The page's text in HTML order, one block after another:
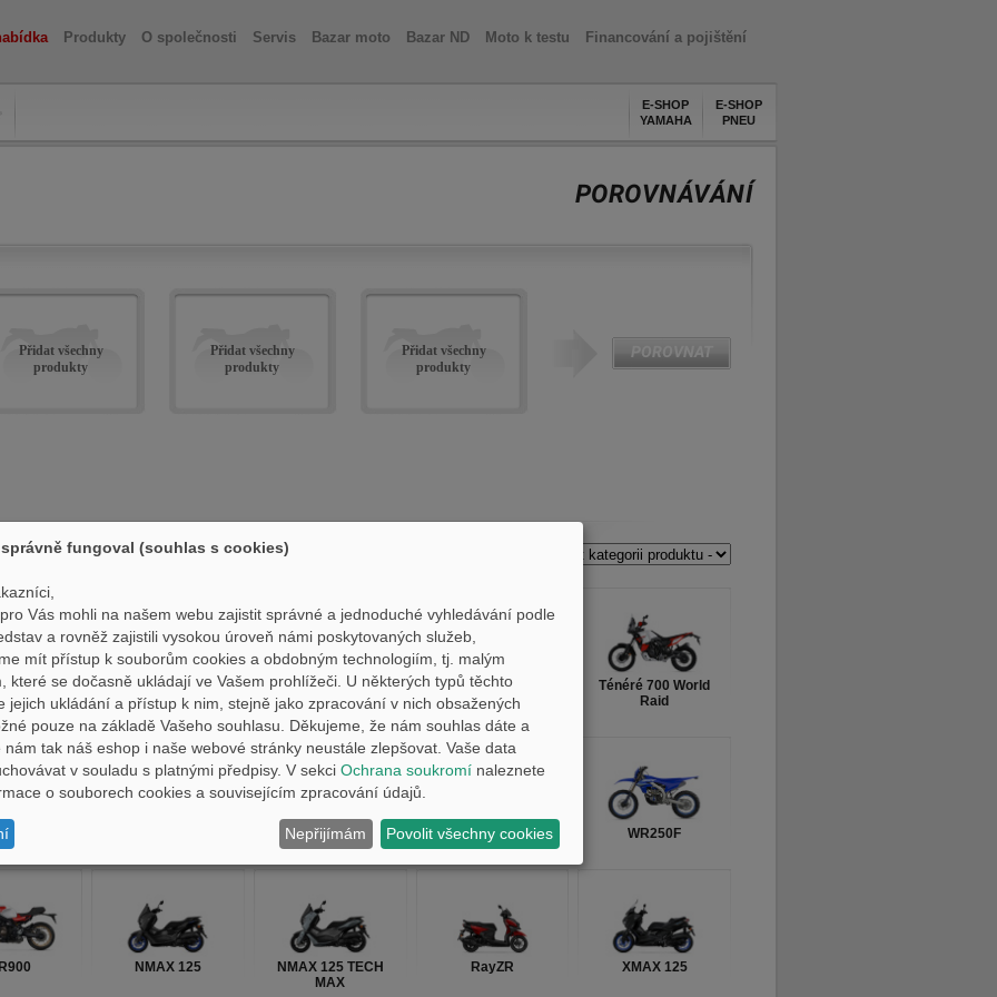
Produkty O společnosti Servis Bazar moto Bazar ND Moto k testu Financování a pojištění
E-SHOP
YAMAHA
E-SHOP
PNEU
POROVNÁVÁNÍ
Přidat všechny
produkty
Přidat všechny
produkty
Přidat všechny
produkty
POROVNAT
WR125R
Ténéré 700 / Ténéré
700 LOW
Ténéré 700 Rally
Ténéré 700 World
Raid
Y-AMT WR450F R1 GYTR WR250F
NMAX 125
NMAX 125 TECH
MAX
RayZR XMAX 125
fungoval (souhlas s cookies)
Vás mohli na našem webu zajistit správné a jednoduché vyhledávání podle
a rovněž zajistili vysokou úroveň námi poskytovaných služeb,
mít přístup k souborům cookies a obdobným technologiím, tj. malým
které se dočasně ukládají ve Vašem prohlížeči. U některých typů těchto
jejich ukládání a přístup k nim, stejně jako zpracování v nich obsažených
pouze na základě Vašeho souhlasu. Děkujeme, že nám souhlas dáte a
nám tak náš eshop i naše webové stránky neustále zlepšovat. Vaše data
v souladu s platnými předpisy. V sekci Ochrana soukromí naleznete
o souborech cookies a souvisejícím zpracování údajů.
Nepřijímám Povolit všechny cookies